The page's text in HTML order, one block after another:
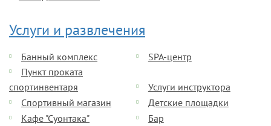
Услуги и развлечения
Банный комплекс
SPA-центр
Пункт проката
спортинвентаря
Услуги инструктора
Спортивный магазин
Детские площадки
Кафе "Суонтака"
Бар